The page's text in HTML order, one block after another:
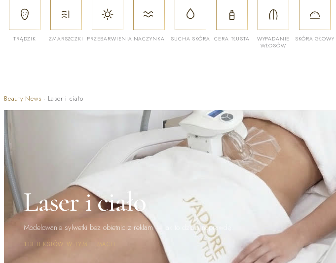
TRĄDZIK ZMARSZCZKI PRZEBARWIENIA NACZYNKA SUCHA SKÓRA CERA TŁUSTA
WYPADANIE
WŁOSÓW
SKÓRA GŁOWY
Beauty News · Laser i ciało
Laser i ciało
Modelowanie sylwetki bez obietnic z reklam — jak to działa naprawdę.
118 TEKSTÓW W TYM TEMACIE